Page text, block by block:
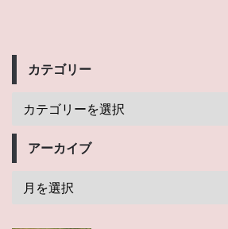
カテゴリー
アーカイブ